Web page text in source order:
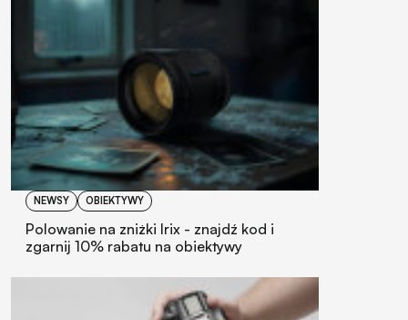
NEWSY OBIEKTYWY
Polowanie na zniżki Irix - znajdź kod i
zgarnij 10% rabatu na obiektywy